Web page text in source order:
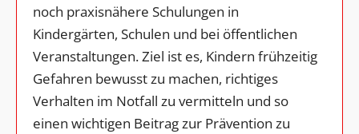
noch praxisnähere Schulungen in
Kindergärten, Schulen und bei öffentlichen
Veranstaltungen. Ziel ist es, Kindern frühzeitig
Gefahren bewusst zu machen, richtiges
Verhalten im Notfall zu vermitteln und so
einen wichtigen Beitrag zur Prävention zu